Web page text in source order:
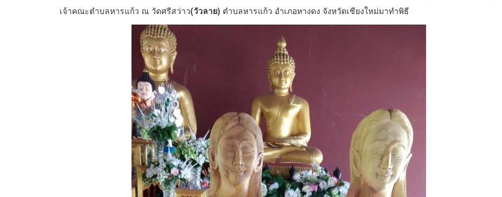
เจ้าคณะตำบลหารแก้ว ณ วัดศรีสว่าว(วัวลาย) ตำบลหารแก้ว อำเภอหางดง จังหวัดเชียงใหม่มาทำพิธี